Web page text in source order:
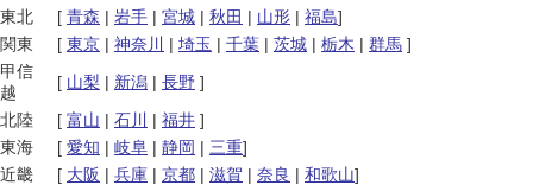
東北
[ 青森 | 岩手 | 宮城 | 秋田 | 山形 | 福島]
関東
[ 東京 | 神奈川 | 埼玉 | 千葉 | 茨城 | 栃木 | 群馬 ]
甲信
越
[ 山梨 | 新潟 | 長野 ]
北陸
[ 富山 | 石川 | 福井 ]
東海
[ 愛知 | 岐阜 | 静岡 | 三重]
近畿
[ 大阪 | 兵庫 | 京都 | 滋賀 | 奈良 | 和歌山]